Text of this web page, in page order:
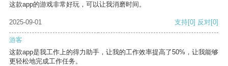
这款app的游戏非常好玩，可以让我消磨时间。
2025-09-01 支持[0] 反对[0]
游客
这款app是我工作上的得力助手，让我的工作效率提高了50%，让我能够
更轻松地完成工作任务。